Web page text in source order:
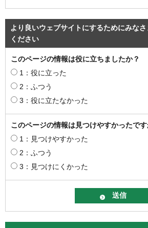
より良いウェブサイトにするためにみな
ください
このページの情報は役に立ちましたか？
1：役に立った
2：ふつう
3：役に立たなかった
このページの情報は見つけやすかったです
1：見つけやすかった
2：ふつう
3：見つけにくかった